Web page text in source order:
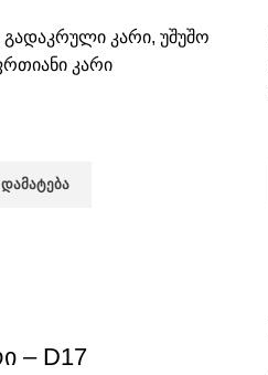
გადაკრული კარი, უშუშო
კარი
– D17